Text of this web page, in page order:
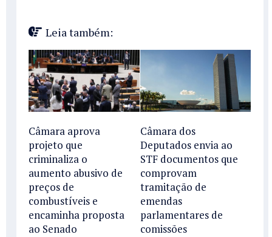
Leia também:
Câmara aprova
projeto que
criminaliza o
aumento abusivo de
preços de
combustíveis e
encaminha proposta
ao Senado
Câmara dos
Deputados envia ao
STF documentos que
comprovam
tramitação de
emendas
parlamentares de
comissões